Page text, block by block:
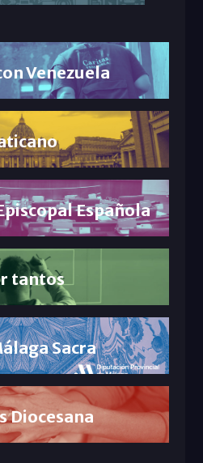
Venezuela
Española
tantos
Sacra
Diocesana